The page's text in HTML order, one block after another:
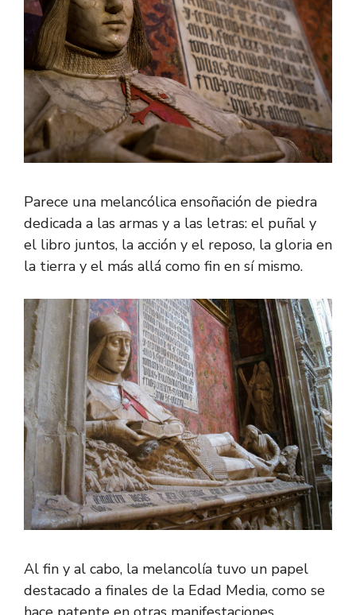
Parece una melancólica ensoñación de piedra
dedicada a las armas y a las letras: el puñal y
el libro juntos, la acción y el reposo, la gloria en
la tierra y el más allá como fin en sí mismo.
Al fin y al cabo, la melancolía tuvo un papel
destacado a finales de la Edad Media, como se